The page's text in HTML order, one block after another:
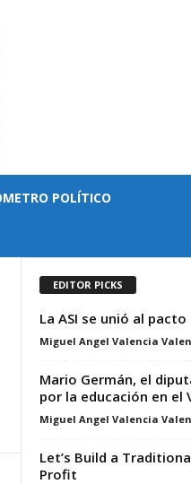
POLÍTICO
EDITOR PICKS
La ASI se unió al pacto
Miguel Angel Valencia
Mario Germán, el
por la educación en el
Miguel Angel Valencia
Let’s Build a
Profit